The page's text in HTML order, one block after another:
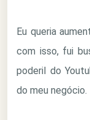
Eu queria
com isso, fui
poderil do
do meu negócio.